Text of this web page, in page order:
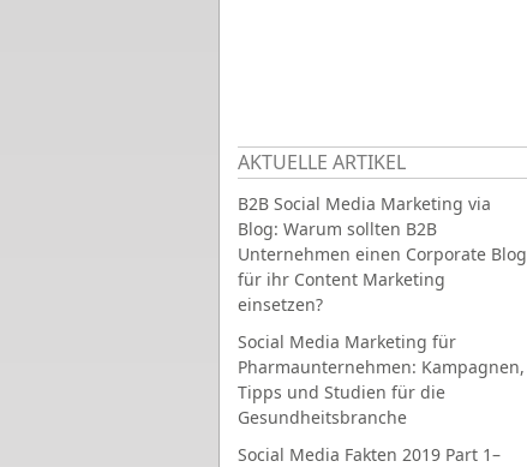
AKTUELLE ARTIKEL
B2B Social Media Marketing via
Blog: Warum sollten B2B
Unternehmen einen Corporate Blog
für ihr Content Marketing
einsetzen?
Social Media Marketing für
Pharmaunternehmen: Kampagnen,
Tipps und Studien für die
Gesundheitsbranche
Social Media Fakten 2019 Part 1–